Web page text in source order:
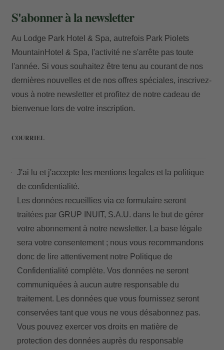
Courriel
Accès
S'abonner à la newsletter
Au Lodge Park Hotel & Spa, autrefois Park Piolets
MountainHotel & Spa, l'activité ne s'arrête pas toute
l'année. Si vous souhaitez être tenu au courant de nos
dernières nouvelles et de nos offres spéciales, inscrivez-
vous à notre newsletter et profitez de notre cadeau de
bienvenue lors de votre inscription.
COURRIEL
J'ai lu et j'accepte les mentions legales et la politique
de confidentialité.
Les données recueillies via ce formulaire seront
traitées par GRUP INUIT, S.A.U. dans le but de gérer
votre abonnement à notre newsletter. La base légale
sera votre consentement ; nous vous recommandons
donc de lire attentivement notre Politique de
Confidentialité complète. Vos données ne seront
communiquées à aucun autre responsable du
traitement. Les données que vous fournissez seront
conservées tant que vous ne vous désabonnez pas.
Vous pouvez exercer vos droits en matière de
protection des données auprès du responsable